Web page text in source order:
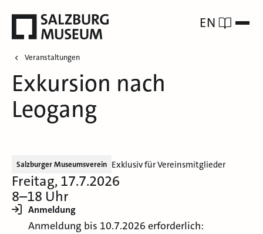
EN
Veranstaltungen
Exkursion nach
Leogang
Salzburger Museumsverein Exklusiv für Vereinsmitglieder
Freitag, 17.7.2026
8–18 Uhr
Anmeldung
Anmeldung bis 10.7.2026 erforderlich: